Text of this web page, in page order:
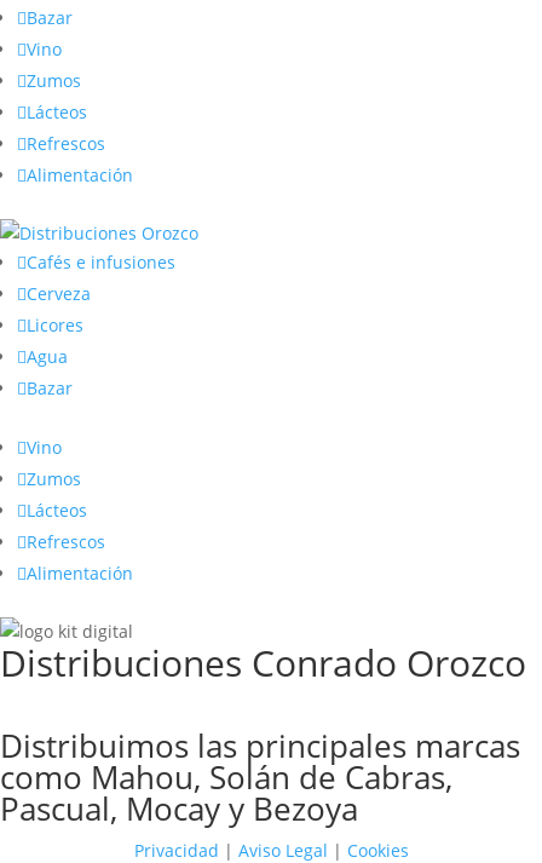
Bazar
Vino
Zumos
Lácteos
Refrescos
Alimentación
Cafés e infusiones
Cerveza
Licores
Agua
Bazar
Vino
Zumos
Lácteos
Refrescos
Alimentación
Distribuciones Conrado Orozco
Distribuimos las principales marcas
como Mahou, Solán de Cabras,
Pascual, Mocay y Bezoya
Privacidad | Aviso Legal | Cookies